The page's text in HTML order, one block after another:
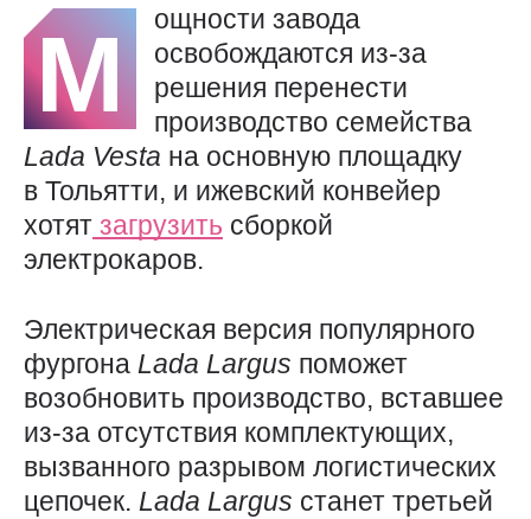
М
ощности завода
освобождаются из-за
решения перенести
производство семейства
Lada Vesta на основную площадку
в Тольятти, и ижевский конвейер
хотят загрузить сборкой
электрокаров.
Электрическая версия популярного
фургона Lada Largus поможет
возобновить производство, вставшее
из-за отсутствия комплектующих,
вызванного разрывом логистических
цепочек. Lada Largus станет третьей